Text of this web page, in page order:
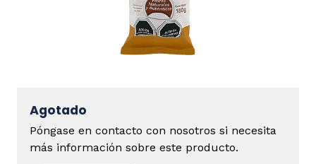
Agotado
Póngase en contacto con nosotros si necesita
más información sobre este producto.